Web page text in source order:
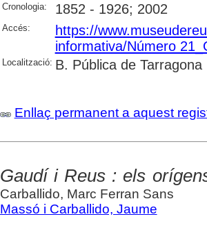
Cronologia: 1852 - 1926; 2002
Accés:
https://
informativa/Número
Localització: B. Pública de Tarragona
Enllaç permanent a aquest
Gaudí i Reus : els
Carballido, Marc Ferran Sans
Massó i Carballido, Jaume